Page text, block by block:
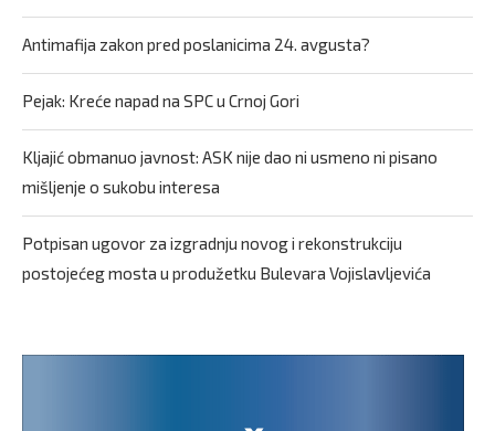
Antimafija zakon pred poslanicima 24. avgusta?
Pejak: Kreće napad na SPC u Crnoj Gori
Kljajić obmanuo javnost: ASK nije dao ni usmeno ni pisano
mišljenje o sukobu interesa
Potpisan ugovor za izgradnju novog i rekonstrukciju
postojećeg mosta u produžetku Bulevara Vojislavljevića